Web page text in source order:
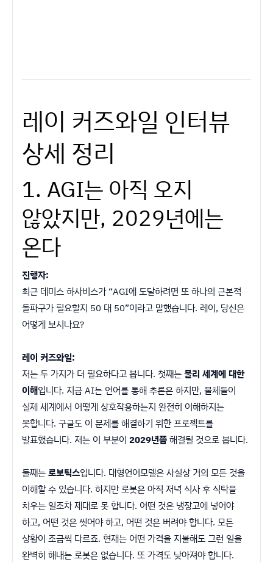
레이 커즈와일 인터뷰
상세 정리
1. AGI는 아직 오지
않았지만, 2029년에는
온다
진행자:
최근 데미스 하사비스가 “AGI에 도달하려면 또 하나의 근본적
돌파구가 필요할지 50 대 50”이라고 말했습니다. 레이, 당신은
어떻게 보시나요?
레이 커즈와일:
저는 두 가지가 더 필요하다고 봅니다. 첫째는물리 세계에 대한
이해입니다. 지금 AI는 언어를 통해 추론은 하지만, 물체들이
실제 세계에서 어떻게 상호작용하는지 완전히 이해하지는
못합니다. 구글도 이 문제를 해결하기 위한 프로젝트를
발표했습니다. 저는 이 부분이 2029년쯤해결될 것으로 봅니다.
둘째는로보틱스입니다. 대형언어모델은 사실상 거의 모든 것을
이해할 수 있습니다. 하지만 로봇은 아직 저녁 식사 후 식탁을
치우는 일조차 제대로 못 합니다. 어떤 것은 냉장고에 넣어야
하고, 어떤 것은 씻어야 하고, 어떤 것은 버려야 합니다. 모든
상황이 조금씩 다르죠. 현재는 어떤 가격을 지불해도 그런 일을
완벽히 해내는 로봇은 없습니다. 또 가격도 낮아져야 합니다.